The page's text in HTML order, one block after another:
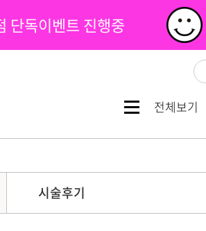
단독이벤트 진행중
전체보기
시술후기